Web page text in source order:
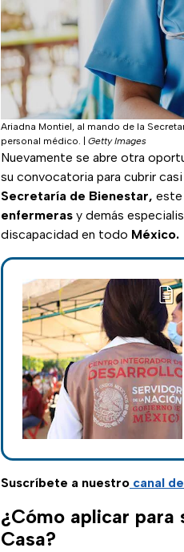
Ariadna Montiel, al mando de la
personal médico.
Getty Images
Nuevamente se abre otra
su convocatoria para cubrir casi
Secretaría de Bienestar, este
enfermeras y demás
discapacidad en todo México.
Suscríbete a nuestro canal
¿Cómo aplicar para
Casa?